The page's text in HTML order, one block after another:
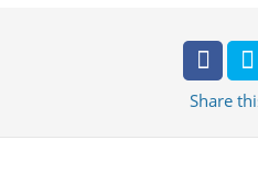
Share